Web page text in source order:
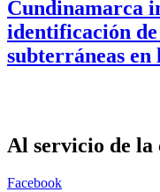
Cundinamarca
identificación de
subterráneas en
Al servicio de la
Facebook